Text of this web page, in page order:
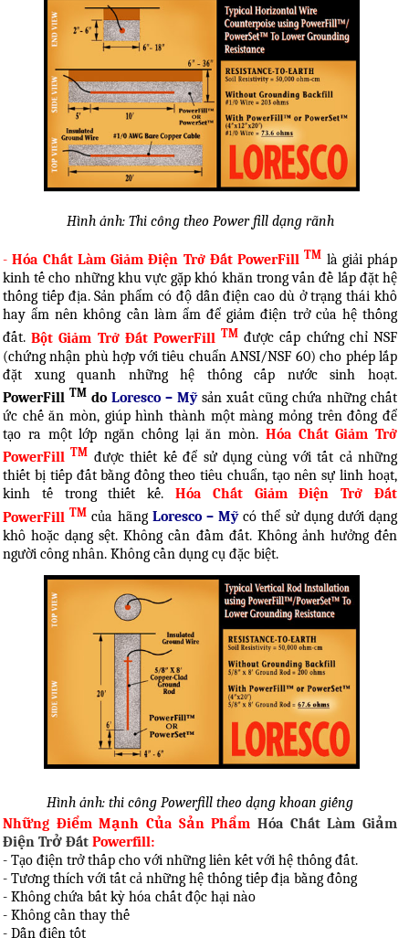
Hình ảnh: Thi công theo Power fill dạng rãnh
-Hóa Chất Làm Giảm Điện Trở Đất PowerFill TM là giải pháp
kinh tế cho những khu vực gặp khó khăn trong vấn đề lắp đặt hệ
thống tiếp địa. Sản phẩm có độ dẫn điện cao dù ở trạng thái khô
hay ẩm nên không cần làm ẩm để giảm điện trở của hệ thống
đất.Bột Giảm Trở Đất PowerFill TM được cấp chứng chỉ NSF
(chứng nhận phù hợp với tiêu chuẩn ANSI/NSF 60) cho phép lắp
đặt xung quanh những hệ thống cấp nước sinh hoạt.
PowerFill TM do Loresco – Mỹ sản xuất cũng chứa những chất
ức chế ăn mòn, giúp hình thành một màng mỏng trên đồng để
tạo ra một lớp ngăn chống lại ăn mòn. Hóa Chất Giảm Trở
PowerFill TM được thiết kế để sử dụng cùng với tất cả những
thiết bị tiếp đất bằng đồng theo tiêu chuẩn, tạo nên sự linh hoạt,
kinh tế trong thiết kế. Hóa Chất Giảm Điện Trở Đất
PowerFill TM của hãng Loresco – Mỹ có thể sử dụng dưới dạng
khô hoặc dạng sệt. Không cần đầm đất. Không ảnh hưởng đến
người công nhân. Không cần dụng cụ đặc biệt.
Hình ảnh: thi công Powerfill theo dạng khoan giếng
Những Điểm Mạnh Của Sản Phẩm Hóa Chất Làm Giảm
Điện Trở Đất Powerfill:
- Tạo điện trở thấp cho với những liên kết với hệ thống đất.
- Tương thích với tất cả những hệ thống tiếp địa bằng đồng
- Không chứa bất kỳ hóa chất độc hại nào
- Không cần thay thế
- Dẫn điện tốt